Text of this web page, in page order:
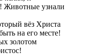
Животные узнали
вёз Христа
на его месте!
золотом